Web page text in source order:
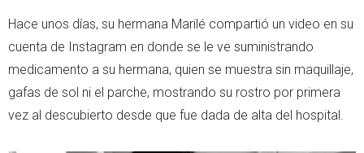
Hace unos días, su hermana Marilé compartió un video en su
cuenta de Instagram en donde se le ve suministrando
medicamento a su hermana, quien se muestra sin maquillaje,
gafas de sol ni el parche, mostrando su rostro por primera
vez al descubierto desde que fue dada de alta del hospital.